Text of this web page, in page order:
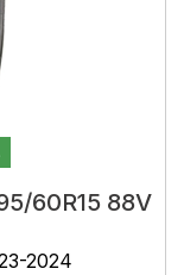
60R15 88V
2024